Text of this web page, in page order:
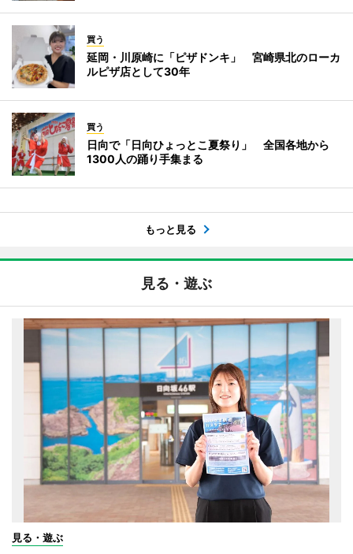
買う
延岡・川原崎に「ピザドンキ」 宮崎県北のローカ
ルピザ店として30年
買う
日向で「日向ひょっとこ夏祭り」 全国各地から
1300人の踊り手集まる
もっと見る
見る・遊ぶ
見る・遊ぶ